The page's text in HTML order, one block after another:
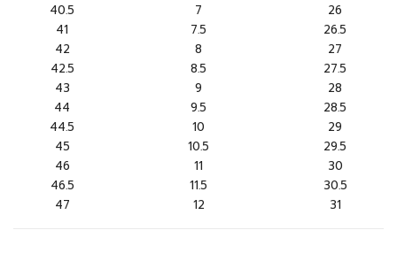
40.5
7
26
41
7.5
26.5
42
8
27
42.5
8.5
27.5
43
9
28
44
9.5
28.5
44.5
10
29
45
10.5
29.5
46
11
30
46.5
11.5
30.5
47
12 31